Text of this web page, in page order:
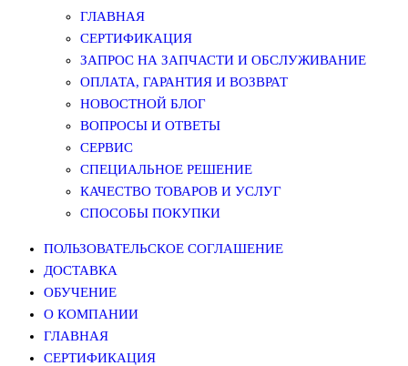
ГЛАВНАЯ
СЕРТИФИКАЦИЯ
ЗАПРОС НА ЗАПЧАСТИ И ОБСЛУЖИВАНИЕ
ОПЛАТА, ГАРАНТИЯ И ВОЗВРАТ
НОВОСТНОЙ БЛОГ
ВОПРОСЫ И ОТВЕТЫ
СЕРВИС
СПЕЦИАЛЬНОЕ РЕШЕНИЕ
КАЧЕСТВО ТОВАРОВ И УСЛУГ
СПОСОБЫ ПОКУПКИ
ПОЛЬЗОВАТЕЛЬСКОЕ СОГЛАШЕНИЕ
ДОСТАВКА
ОБУЧЕНИЕ
О КОМПАНИИ
ГЛАВНАЯ
СЕРТИФИКАЦИЯ